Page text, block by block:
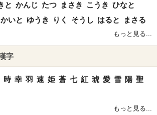
と かんじ たつ まさき こうき ひなと
かいと ゆうき りく そうし はると まさる
もっと見る...
字
時 幸 羽 速 姫 蒼 七 紅 琥 愛 雪 陽 聖
もっと見る...